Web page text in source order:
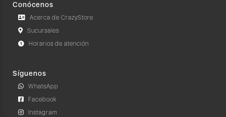
Conócenos
Acerca de CrazyStore
Sucursales
Horarios de atención
Síguenos
WhatsApp
Facebook
Instagram